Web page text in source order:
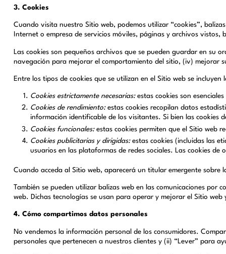
3. Cookies
Cuando visita nuestro Sitio web, podemos utilizar “cookies”,
Internet o empresa de servicios móviles, páginas y archivos
Las cookies son pequeños archivos que se pueden guardar en su
navegación para mejorar el comportamiento del sitio, (iv) mejorar
Entre los tipos de cookies que se utilizan en el Sitio web se incluyen
Cookies estrictamente necesarias:estas cookies son
Cookies de rendimiento:estas cookies recopilan datos
información identificable de los visitantes. Si bien las cookies
Cookies funcionales:estas cookies permiten que el Sitio web
Cookies publicitarias y dirigidas:estas cookies (incluidas las
usuarios en las plataformas de redes sociales. Las cookies
Cuando acceda al Sitio web, aparecerá un titular emergente
También se pueden utilizar balizas web en las comunicaciones
web. Dichas tecnologías se usan para operar y mejorar el Sitio
4. Cómo compartimos datos personales
No vendemos la información personal de los consumidores.
personales que pertenecen a nuestros clientes y (ii) “Lever” para